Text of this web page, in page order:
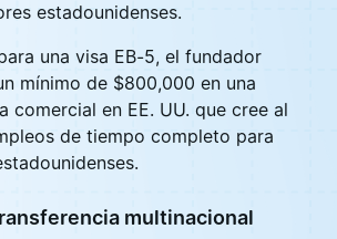
estadounidenses.
una visa EB-5, el fundador
mínimo de $800,000 en una
comercial en EE. UU. que cree al
de tiempo completo para
multinacional